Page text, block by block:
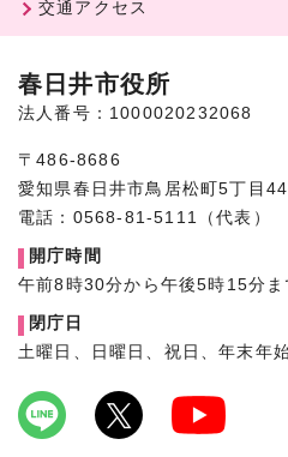
交通アクセス
春日井市役所
法人番号：1000020232068
〒486-8686
愛知県春日井市鳥居松町5丁目
電話：0568-81-5111（代表）
開庁時間
午前8時30分から午後5時15分ま
閉庁日
土曜日、日曜日、祝日、年末年